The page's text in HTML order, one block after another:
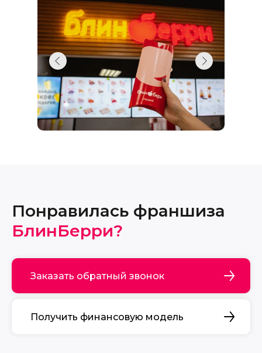
Понравилась франшиза
БлинБерри?
Заказать обратный звонок
Получить финансовую модель